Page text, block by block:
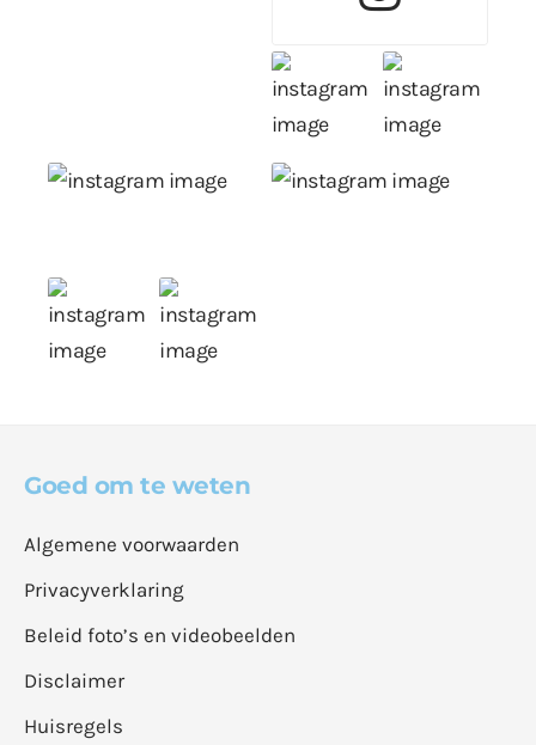
Goed om te weten
Algemene voorwaarden
Privacyverklaring
Beleid foto’s en videobeelden
Disclaimer
Huisregels